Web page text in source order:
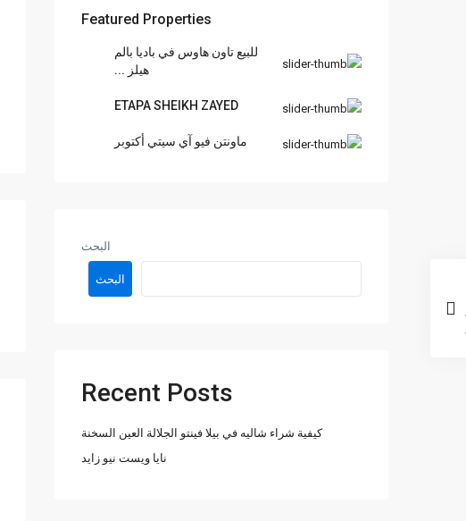
Featured Properties
للبيع تاون هاوس في باديا بالم
هيلز ...
ETAPA SHEIKH ZAYED
ماونتن فيو آي سيتي أكتوبر
البحث
البحث
Recent Posts
كيفية شراء شاليه في بيلا فينتو الجلالة العين السخنة
نايا ويست نيو زايد